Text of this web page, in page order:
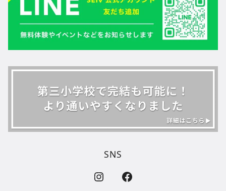
SNS
インスタグラムのリンク フェイスブックのラベル